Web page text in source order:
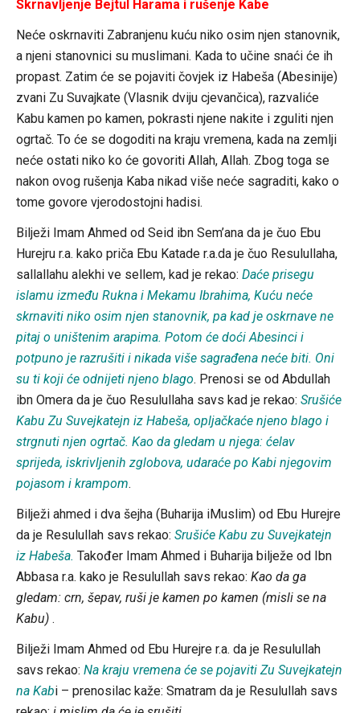
Skrnavljenje Bejtul Harama i rušenje Kabe
Neće oskrnaviti Zabranjenu kuću niko osim njen stanovnik,
a njeni stanovnici su muslimani. Kada to učine snaći će ih
propast. Zatim će se pojaviti čovjek iz Habeša (Abesinije)
zvani Zu Suvajkate (Vlasnik dviju cjevančica), razvaliće
Kabu kamen po kamen, pokrasti njene nakite i zguliti njen
ogrtač. To će se dogoditi na kraju vremena, kada na zemlji
neće ostati niko ko će govoriti Allah, Allah. Zbog toga se
nakon ovog rušenja Kaba nikad više neće sagraditi, kako o
tome govore vjerodostojni hadisi.
Bilježi Imam Ahmed od Seid ibn Sem’ana da je čuo Ebu
Hurejru r.a. kako priča Ebu Katade r.a.da je čuo Resulullaha,
sallallahu alekhi ve sellem, kad je rekao: Daće prisegu
islamu između Rukna i Mekamu Ibrahima, Kuću neće
skrnaviti niko osim njen stanovnik, pa kad je oskrnave ne
pitaj o uništenim arapima. Potom će doći Abesinci i
potpuno je razrušiti i nikada više sagrađena neće biti. Oni
su ti koji će odnijeti njeno blago. Prenosi se od Abdullah
ibn Omera da je čuo Resulullaha savs kad je rekao: Srušiće
Kabu Zu Suvejkatejn iz Habeša, opljačkaće njeno blago i
strgnuti njen ogrtač. Kao da gledam u njega: ćelav
sprijeda, iskrivljenih zglobova, udaraće po Kabi njegovim
pojasom i krampom.
Bilježi ahmed i dva šejha (Buharija iMuslim) od Ebu Hurejre
da je Resulullah savs rekao: Srušiće Kabu zu Suvejkatejn
iz Habeša. Također Imam Ahmed i Buharija bilježe od Ibn
Abbasa r.a. kako je Resulullah savs rekao: Kao da ga
gledam: crn, šepav, ruši je kamen po kamen (misli se na
Kabu).
Bilježi Imam Ahmed od Ebu Hurejre r.a. da je Resulullah
savs rekao: Na kraju vremena će se pojaviti Zu Suvejkatejn
na Kabi – prenosilac kaže: Smatram da je Resulullah savs